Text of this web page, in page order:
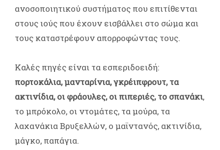
ανοσοποιητικού συστήματος που επιτίθενται
στους ιούς που έχουν εισβάλλει στο σώμα και
τους καταστρέφουν απορροφώντας τους.
Καλές πηγές είναι τα εσπεριδοειδή:
πορτοκάλια, μανταρίνια, γκρέιπφρουτ, τα
ακτινίδια, οι φράουλες, οι πιπεριές, το σπανάκι,
το μπρόκολο, οι ντομάτες, τα μούρα, τα
λαχανάκια Βρυξελλών, ο μαϊντανός, ακτινίδια,
μάγκο, παπάγια.